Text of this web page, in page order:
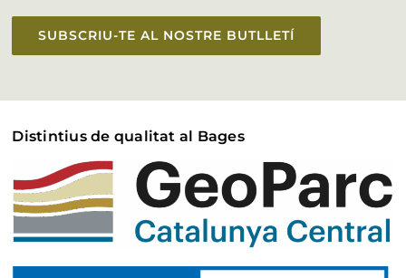
SUBSCRIU-TE AL NOSTRE BUTLLETÍ
Distintius de qualitat al Bages